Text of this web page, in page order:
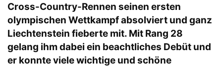
Cross-Country-Rennen seinen ersten
olympischen Wettkampf absolviert und ganz
Liechtenstein fieberte mit. Mit Rang 28
gelang ihm dabei ein beachtliches Debüt und
er konnte viele wichtige und schöne